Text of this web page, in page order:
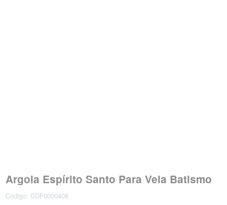
Argola Espírito Santo Para Vela Batismo
Código: CDF0000408